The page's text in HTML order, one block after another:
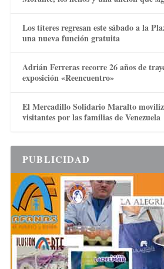
Los títeres regresan este sábado a la
una nueva función gratuita
Adrián Ferreras recorre 26 años de
exposición «Reencuentro»
El Mercadillo Solidario Maralto
visitantes por las familias de Venezuela
PUBLICIDAD